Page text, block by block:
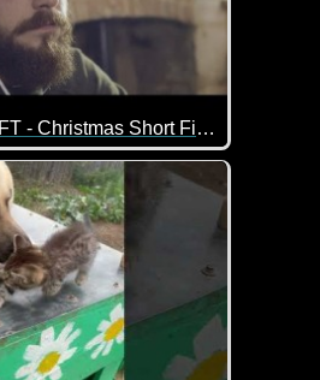
LOVE IS A GIFT - Christmas Short Film
das ewig währt. Ein sehr